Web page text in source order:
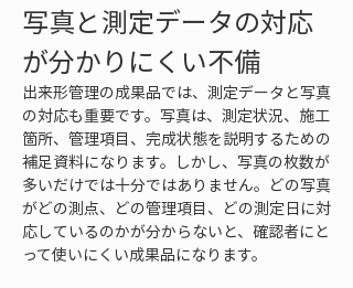
写真と測定データの対応
が分かりにくい不備
出来形管理の成果品では、測定データと写真
の対応も重要です。写真は、測定状況、施工
箇所、管理項目、完成状態を説明するための
補足資料になります。しかし、写真の枚数が
多いだけでは十分ではありません。どの写真
がどの測点、どの管理項目、どの測定日に対
応しているのかが分からないと、確認者にと
って使いにくい成果品になります。